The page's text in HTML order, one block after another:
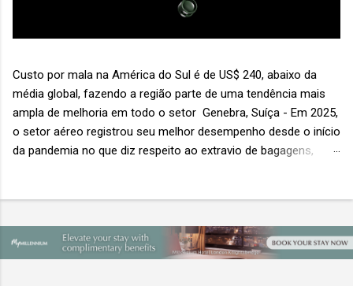
Custo por mala na América do Sul é de US$ 240, abaixo da
média global, fazendo a região parte de uma tendência mais
ampla de melhoria em todo o setor Genebra, Suíça - Em 2025,
o setor aéreo registrou seu melhor desempenho desde o início
da pandemia no que diz respeito ao extravio de bagagens,
“Baggage IT Insights” de 2026 da SITA, a 20ª edição anual
desse importante estudo de referência à indústria. (© SITA)